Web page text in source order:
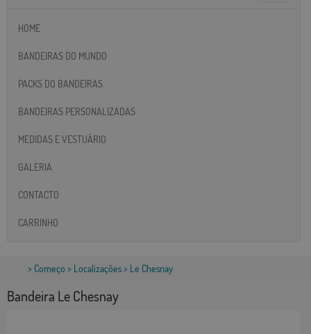
HOME
BANDEIRAS DO MUNDO
PACKS DO BANDEIRAS
BANDEIRAS PERSONALIZADAS
MEDIDAS E VESTUÁRIO
GALERIA
CONTACTO
CARRINHO
> Começo > Localizações> Le Chesnay
Bandeira Le Chesnay